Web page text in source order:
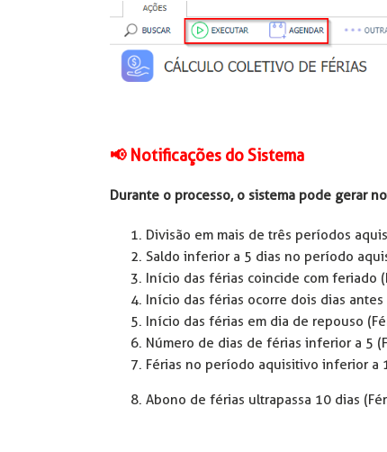
📢️ Notificações do Sistema
Durante o processo, o sistema pode gerar
Divisão em mais de três períodos
Saldo inferior a 5 dias no período
Início das férias coincide com feriado
Início das férias ocorre dois dias
Início das férias em dia de repouso
Número de dias de férias inferior a 5
Férias no período aquisitivo inferior a
Abono de férias ultrapassa 10 dias